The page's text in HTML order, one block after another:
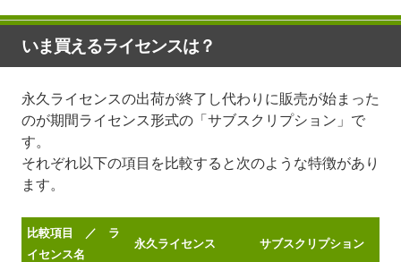
いま買えるライセンスは？
永久ライセンスの出荷が終了し代わりに販売が始まった
のが期間ライセンス形式の「サブスクリプション」で
す。
それぞれ以下の項目を比較すると次のような特徴があり
ます。
比較項目 ／ ラ
イセンス名
永久ライセンス サブスクリプション